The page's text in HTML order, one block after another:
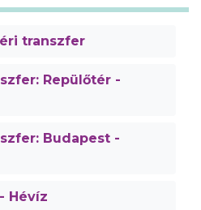
transzfer
Repülőtér -
Budapest -
Hévíz